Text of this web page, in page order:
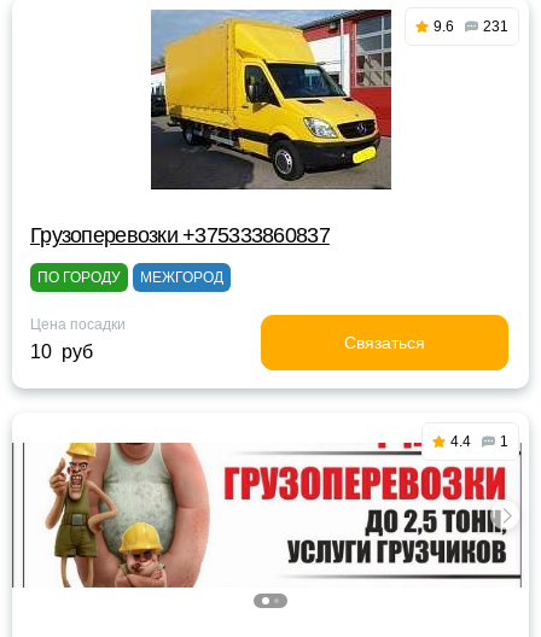
9.6 231
Грузоперевозки +375333860837
ПО ГОРОДУ МЕЖГОРОД
Цена посадки
10 руб Связаться
4.4 1